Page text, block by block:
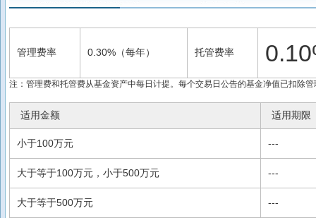
管理费率 0.30%（每年） 托管费率
注：管理费和托管费从基金资产中每日计提。每个交易日公告的基金净值已扣除
适用金额 适用期限
小于100万元 ---
大于等于100万元，小于500万元 ---
大于等于500万元 ---